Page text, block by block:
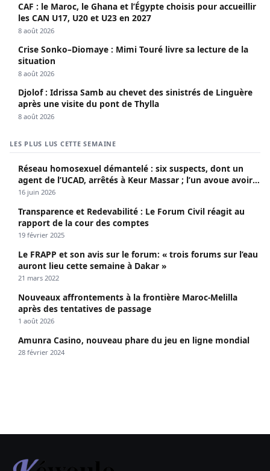
CAF : le Maroc, le Ghana et l’Égypte choisis pour accueillir
les CAN U17, U20 et U23 en 2027
8 août 2026
Crise Sonko–Diomaye : Mimi Touré livre sa lecture de la
situation
8 août 2026
Djolof : Idrissa Samb au chevet des sinistrés de Linguère
après une visite du pont de Thylla
8 août 2026
LES PLUS LUS CETTE SEMAINE
Réseau homosexuel démantelé : six suspects, dont un
agent de l’UCAD, arrêtés à Keur Massar ; l’un avoue avoir
propagé le VIH depuis 2018
16 juin 2026
Transparence et Redevabilité : Le Forum Civil réagit au
rapport de la cour des comptes
19 février 2025
Le FRAPP et son avis sur le forum: « trois forums sur l’eau
auront lieu cette semaine à Dakar »
21 mars 2022
Nouveaux affrontements à la frontière Maroc-Melilla
après des tentatives de passage
1 août 2026
Amunra Casino, nouveau phare du jeu en ligne mondial
28 février 2024